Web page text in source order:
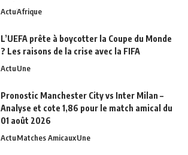
ActuAfrique
L’UEFA prête à boycotter la Coupe du Monde
? Les raisons de la crise avec la FIFA
ActuUne
Pronostic Manchester City vs Inter Milan –
Analyse et cote 1,86 pour le match amical du
01 août 2026
ActuMatches AmicauxUne